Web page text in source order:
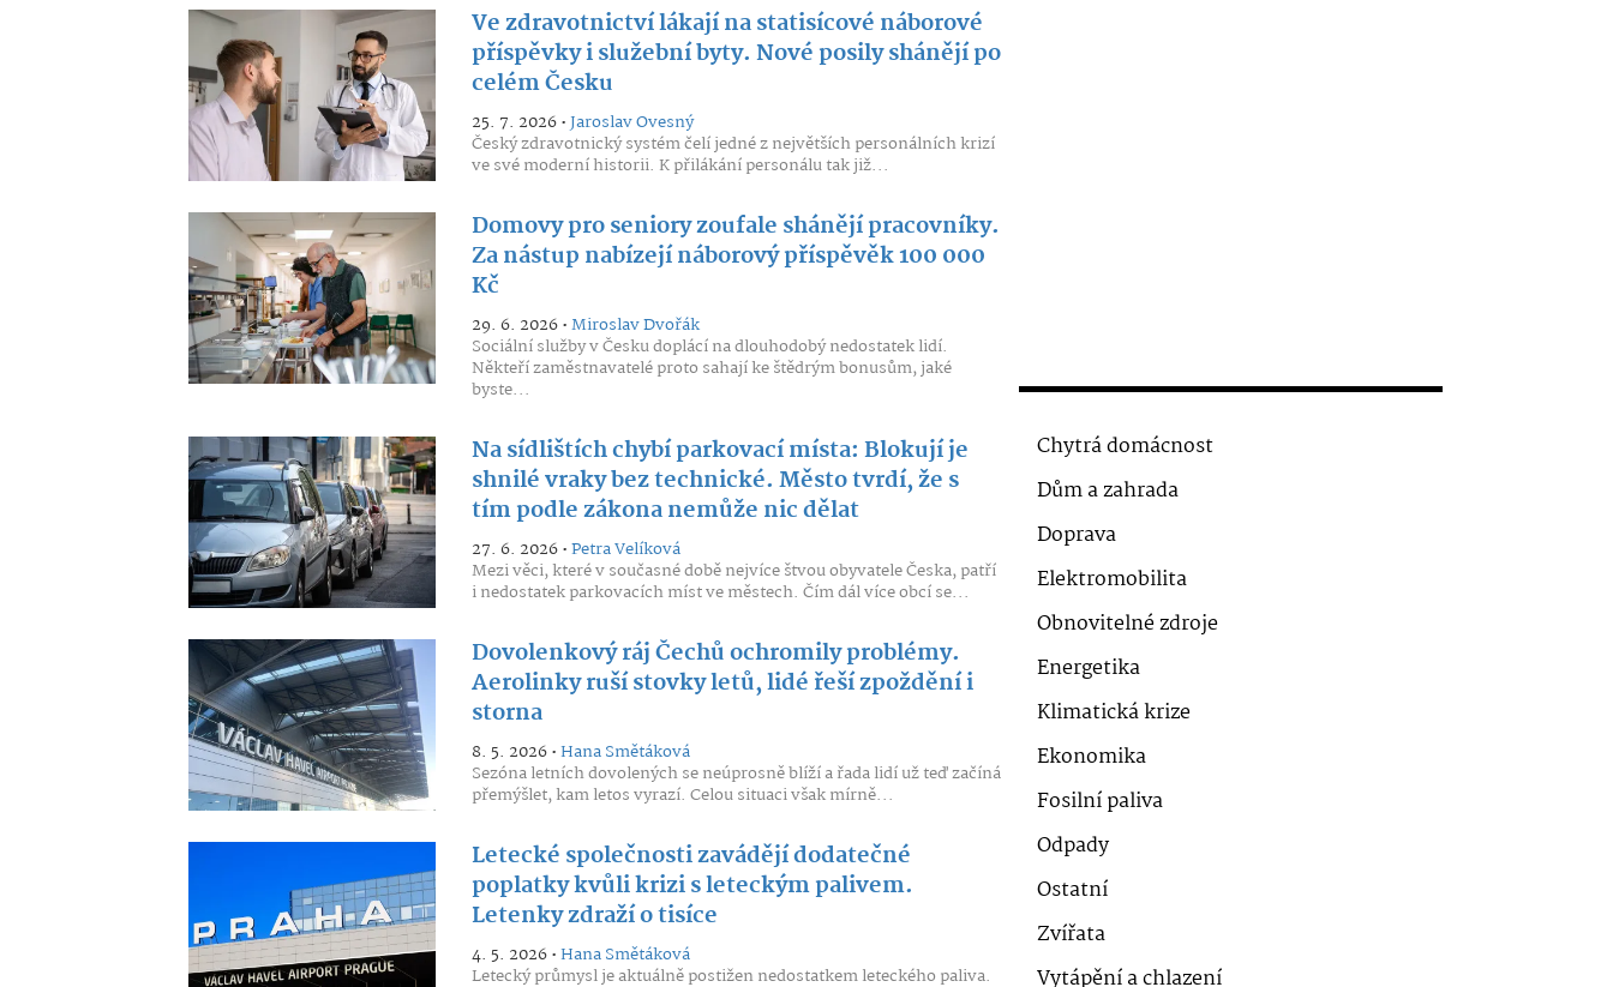
Ve zdravotnictví lákají na statisícové náborové
příspěvky i služební byty. Nové posily shánějí po
celém Česku
25. 7. 2026 •Jaroslav Ovesný
Český zdravotnický systém čelí jedné z největších personálních krizí
ve své moderní historii. K přilákání personálu tak již...
Domovy pro seniory zoufale shánějí pracovníky.
Za nástup nabízejí náborový příspěvěk 100 000
Kč
29. 6. 2026 •Miroslav Dvořák
Sociální služby v Česku doplácí na dlouhodobý nedostatek lidí.
Někteří zaměstnavatelé proto sahají ke štědrým bonusům, jaké
byste...
Na sídlištích chybí parkovací místa: Blokují je
shnilé vraky bez technické. Město tvrdí, že s
tím podle zákona nemůže nic dělat
27. 6. 2026 •Petra Velíková
Mezi věci, které v současné době nejvíce štvou obyvatele Česka, patří
i nedostatek parkovacích míst ve městech. Čím dál více obcí se...
Dovolenkový ráj Čechů ochromily problémy.
Aerolinky ruší stovky letů, lidé řeší zpoždění i
storna
8. 5. 2026 •Hana Smětáková
Sezóna letních dovolených se neúprosně blíží a řada lidí už teď začíná
přemýšlet, kam letos vyrazí. Celou situaci však mírně...
Letecké společnosti zavádějí dodatečné
poplatky kvůli krizi s leteckým palivem.
Letenky zdraží o tisíce
4. 5. 2026 •Hana Smětáková
Letecký průmysl je aktuálně postižen nedostatkem leteckého paliva.
Chytrá domácnost
Dům a zahrada
Doprava
Elektromobilita
Obnovitelné zdroje
Energetika
Klimatická krize
Ekonomika
Fosilní paliva
Odpady
Ostatní
Zvířata
Vytápění a chlazení